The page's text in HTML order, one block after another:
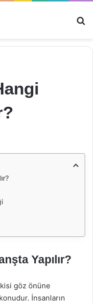
Yapılır?
göz önüne
İnsanların